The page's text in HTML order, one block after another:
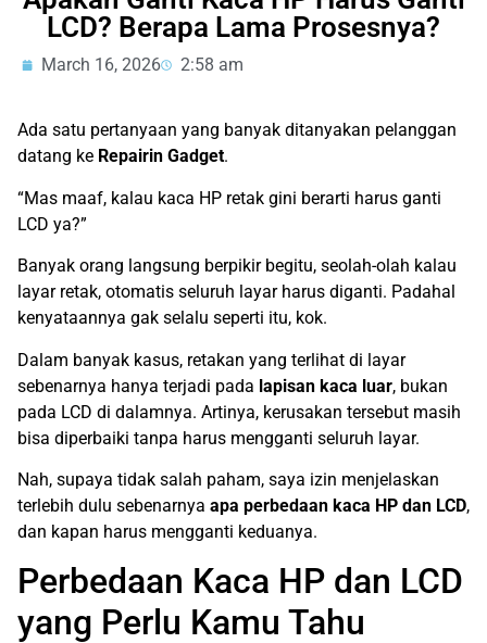
LCD? Berapa Lama Prosesnya?
March 16, 2026 2:58 am
Ada satu pertanyaan yang banyak ditanyakan pelanggan
datang ke Repairin Gadget.
“Mas maaf, kalau kaca HP retak gini berarti harus ganti
LCD ya?”
Banyak orang langsung berpikir begitu, seolah-olah kalau
layar retak, otomatis seluruh layar harus diganti. Padahal
kenyataannya gak selalu seperti itu, kok.
Dalam banyak kasus, retakan yang terlihat di layar
sebenarnya hanya terjadi pada lapisan kaca luar, bukan
pada LCD di dalamnya. Artinya, kerusakan tersebut masih
bisa diperbaiki tanpa harus mengganti seluruh layar.
Nah, supaya tidak salah paham, saya izin menjelaskan
terlebih dulu sebenarnya apa perbedaan kaca HP dan LCD,
dan kapan harus mengganti keduanya.
Perbedaan Kaca HP dan LCD
yang Perlu Kamu Tahu